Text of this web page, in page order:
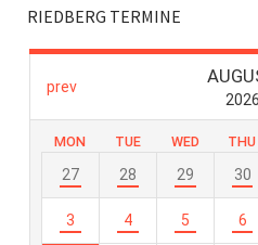
RIEDBERG TERMINE